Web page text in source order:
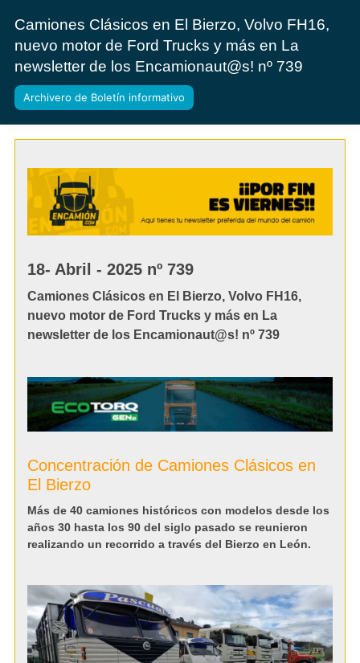
Camiones Clásicos en El Bierzo, Volvo FH16,
nuevo motor de Ford Trucks y más en La
newsletter de los Encamionaut@s! nº 739
Archivero de Boletín informativo
18- Abril - 2025 nº 739
Camiones Clásicos en El Bierzo, Volvo FH16,
nuevo motor de Ford Trucks y más en La
newsletter de los Encamionaut@s! nº 739
Concentración de Camiones Clásicos en
El Bierzo
Más de 40 camiones históricos con modelos desde los
años 30 hasta los 90 del siglo pasado se reunieron
realizando un recorrido a través del Bierzo en León.